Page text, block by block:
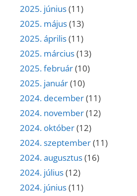
2025. június(11)
2025. május(13)
2025. április(11)
2025. március(13)
2025. február(10)
2025. január(10)
2024. december(11)
2024. november(12)
2024. október(12)
2024. szeptember(11)
2024. augusztus(16)
2024. július(12)
2024. június(11)